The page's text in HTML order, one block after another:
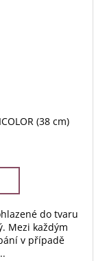
(38 cm)
do tvaru
Mezi každým
v případě